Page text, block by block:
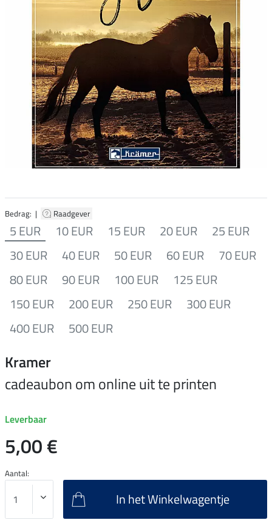
Bedrag: | Raadgever
5 EUR 10 EUR 15 EUR 20 EUR
25 EUR
30 EUR
40 EUR 50 EUR 60 EUR
70 EUR
80 EUR
90 EUR 100 EUR
125 EUR
150 EUR
200 EUR 250 EUR
300 EUR
400 EUR
500 EUR
Kramer
cadeaubon om online uit te printen
Leverbaar
5,00 €
Aantal:
In het Winkelwagentje